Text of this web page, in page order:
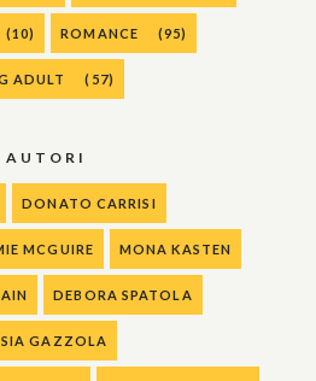
(10) ROMANCE (95)
ADULT (57)
AUTORI
DONATO CARRISI
MCGUIRE MONA KASTEN
DEBORA SPATOLA
GAZZOLA